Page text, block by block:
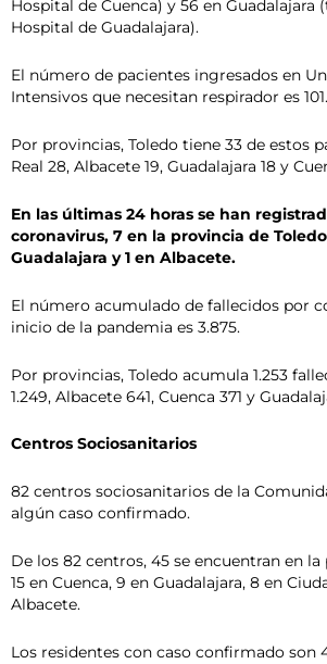
Hospital de Cuenca) y 56 en Guadalajara
Hospital de Guadalajara).
El número de pacientes ingresados en
Intensivos que necesitan respirador es 101.
Por provincias, Toledo tiene 33 de estos
Real 28, Albacete 19, Guadalajara 18 y
En las últimas 24 horas se han
coronavirus, 7 en la provincia de
Guadalajara y 1 en Albacete.
El número acumulado de fallecidos por
inicio de la pandemia es 3.875.
Por provincias, Toledo acumula 1.253
1.249, Albacete 641, Cuenca 371 y
Centros Sociosanitarios
82 centros sociosanitarios de la
algún caso confirmado.
De los 82 centros, 45 se encuentran en
15 en Cuenca, 9 en Guadalajara, 8 en
Albacete.
Los residentes con caso confirmado son